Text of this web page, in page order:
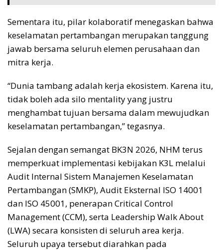
Sementara itu, pilar kolaboratif menegaskan bahwa
keselamatan pertambangan merupakan tanggung
jawab bersama seluruh elemen perusahaan dan
mitra kerja.
“Dunia tambang adalah kerja ekosistem. Karena itu,
tidak boleh ada silo mentality yang justru
menghambat tujuan bersama dalam mewujudkan
keselamatan pertambangan,” tegasnya.
Sejalan dengan semangat BK3N 2026, NHM terus
memperkuat implementasi kebijakan K3L melalui
Audit Internal Sistem Manajemen Keselamatan
Pertambangan (SMKP), Audit Eksternal ISO 14001
dan ISO 45001, penerapan Critical Control
Management (CCM), serta Leadership Walk About
(LWA) secara konsisten di seluruh area kerja.
Seluruh upaya tersebut diarahkan pada